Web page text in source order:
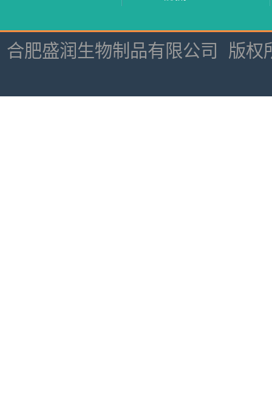
合肥盛润生物制品有限公司 版权